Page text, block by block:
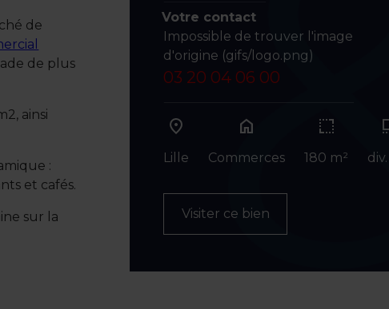
de
de plus
ainsi
:
et cafés.
sur la
Votre contact
Impossible de trouver l'image
d'origine (gifs/logo.png)
03 20 04 06 00
Lille
home
Commerces 180 m²
Visiter ce bien